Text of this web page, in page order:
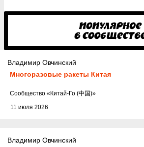
Владимир Овчинский
Многоразовые ракеты Китая
11 июля 2026
Cообщество «Китай-Го (中国)»
Владимир Овчинский